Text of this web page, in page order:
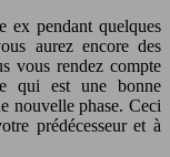
ex pendant quelques
aurez encore des
vous rendez compte
qui est une bonne
nouvelle phase. Ceci
prédécesseur et à